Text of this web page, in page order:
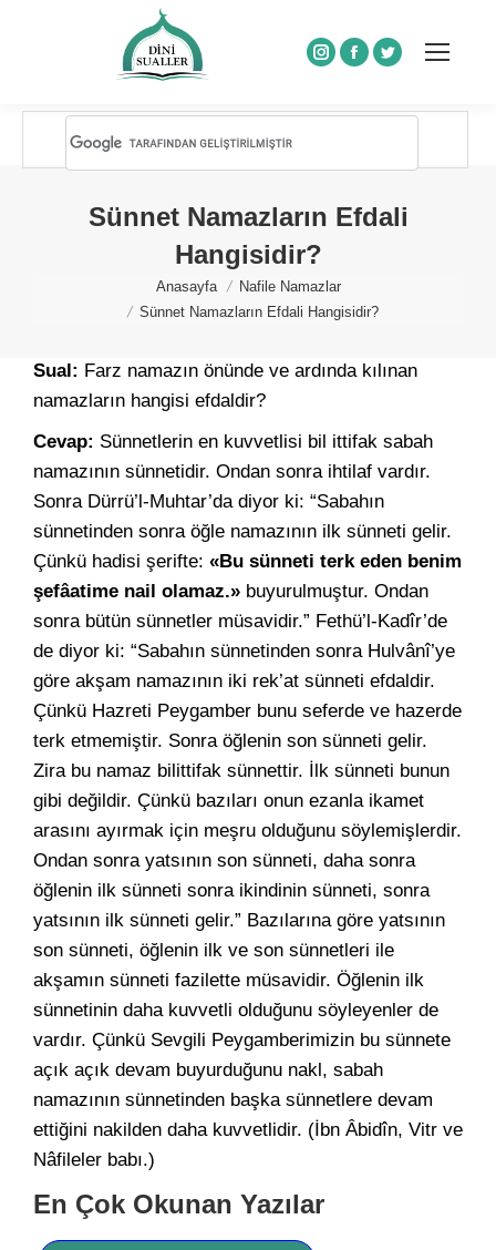
Instagram
Facebook
Twitter
Sünnet Namazların Efdali
Hangisidir?
Anasayfa
Nafile Namazlar
Sünnet Namazların Efdali Hangisidir?
Sual: Farz namazın önünde ve ardında kılınan
namazların hangisi efdaldir?
Cevap: Sünnetlerin en kuvvetlisi bil ittifak sabah
namazının sünnetidir. Ondan sonra ihtilaf vardır.
Sonra Dürrü’l-Muhtar’da diyor ki: “Sabahın
sünnetinden sonra öğle namazının ilk sünneti gelir.
Çünkü hadisi şerifte: «Bu sünneti terk eden benim
şefâatime nail olamaz.» buyurulmuştur. Ondan
sonra bütün sünnetler müsavidir.” Fethü’l-Kadîr’de
de diyor ki: “Sabahın sünnetinden sonra Hulvânî’ye
göre akşam namazının iki rek’at sünneti efdaldir.
Çünkü Hazreti Peygamber bunu seferde ve hazerde
terk etmemiştir. Sonra öğlenin son sünneti gelir.
Zira bu namaz bilittifak sünnettir. İlk sünneti bunun
gibi değildir. Çünkü bazıları onun ezanla ikamet
arasını ayırmak için meşru olduğunu söylemişlerdir.
Ondan sonra yatsının son sünneti, daha sonra
öğlenin ilk sünneti sonra ikindinin sünneti, sonra
yatsının ilk sünneti gelir.” Bazılarına göre yatsının
son sünneti, öğlenin ilk ve son sünnetleri ile
akşamın sünneti fazilette müsavidir. Öğlenin ilk
sünnetinin daha kuvvetli olduğunu söyleyenler de
vardır. Çünkü Sevgili Peygamberimizin bu sünnete
açık açık devam buyurduğunu nakl, sabah
namazının sünnetinden başka sünnetlere devam
ettiğini nakilden daha kuvvetlidir. (İbn Âbidîn, Vitr ve
Nâfileler babı.)
En Çok Okunan Yazılar